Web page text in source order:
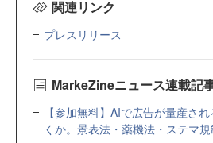
関連リンク
プレスリリース
MarkeZineニュース連載記
【参加無料】AIで広告が量産さ
くか。景表法・薬機法・ステマ